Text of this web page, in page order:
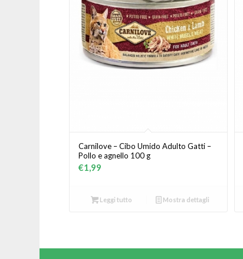
Carnilove – Cibo Umido Adulto Gatti –
Pollo e agnello 100 g
€1,99
Leggi tutto Mostra dettagli